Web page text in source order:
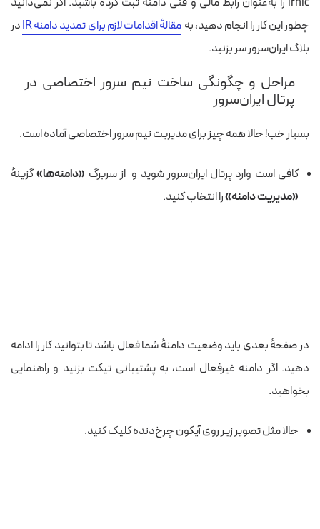
چطور این کار را انجام دهید، به مقالهٔ اقدامات لازم برای تمدید دامنه IR
در
بلاگ ایران‌سرور سر بزنید.
مراحل و چگونگی ساخت نیم سرور اختصاصی در
پرتال ایران‌سرور
بسیار خب! حالا همه چیز برای مدیریت نیم سرور اختصاصی آماده است.
کافی است وارد پرتال ایران‌سرور شوید و از سربرگ «دامنه‌ها»گزینه‌ٔ
«مدیریت دامنه»را انتخاب کنید.
در صفحه‌ٔ بعدی باید وضعیت دامنهٔ شما فعال باشد تا بتوانید کار را ادامه
دهید. اگر دامنه غیرفعال است، به پشتیبانی تیکت بزنید و راهنمایی
بخواهید.
حالا مثل تصویر زیر روی آیکون چرخ‌دنده کلیک کنید.